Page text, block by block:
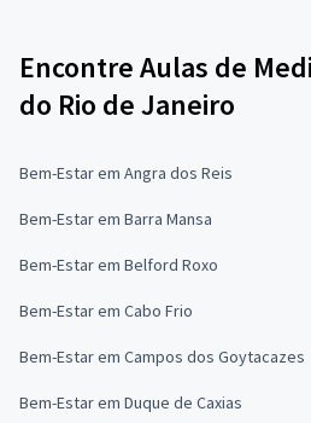
Encontre Aulas de
do Rio de Janeiro
Bem-Estar em Angra dos Reis
Bem-Estar em Barra Mansa
Bem-Estar em Belford Roxo
Bem-Estar em Cabo Frio
Bem-Estar em Campos dos Goytacazes
Bem-Estar em Duque de Caxias